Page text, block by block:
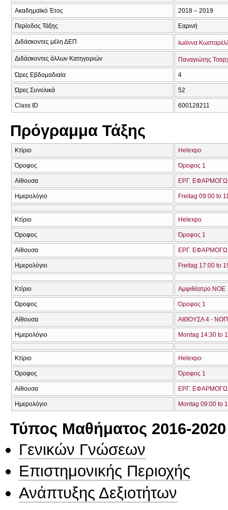
Ακαδημαϊκό Έτος 2018 – 2019
Περίοδος Τάξης Εαρινή
Διδάσκοντες μέλη ΔΕΠ Ιωάννα
Διδάσκοντες άλλων Κατηγοριών Παναγιώτης
Ώρες Εβδομαδιαία 4
Ώρες Συνολικά 52
Class ID 600128211
Πρόγραμμα Τάξης
Κτίριο Helexpo
Όροφος Όροφος 1
Αίθουσα ΕΡΓ.
Ημερολόγιο Freitag 09:00 to
Κτίριο Helexpo
Όροφος Όροφος 1
Αίθουσα ΕΡΓ.
Ημερολόγιο Freitag 17:00 to
Κτίριο Αμφιθέατρο ΝΟΕ
Όροφος Όροφος 1
Αίθουσα ΑΙΘΟΥΣΑ 4 -
Ημερολόγιο Montag 14:30 to
Κτίριο Helexpo
Όροφος Όροφος 1
Αίθουσα ΕΡΓ.
Ημερολόγιο Montag 09:00 to
Τύπος Μαθήματος 2016-2020
Γενικών Γνώσεων
Επιστημονικής Περιοχής
Ανάπτυξης Δεξιοτήτων